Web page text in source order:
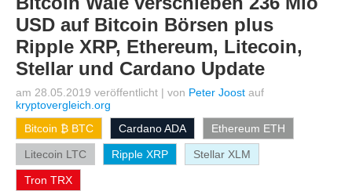
USD auf Bitcoin Börsen plus
Ripple XRP, Ethereum, Litecoin,
Stellar und Cardano Update
am 28.05.2019 veröffentlicht | von Peter Joost auf
kryptovergleich.org
Bitcoin ₿ BTC
Cardano ADA Ethereum ETH
Litecoin LTC Ripple XRP Stellar XLM
Tron TRX